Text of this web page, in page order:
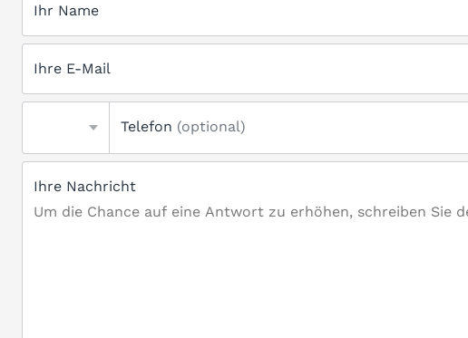
Ihr Name
Ihre E-Mail
Telefon (optional)
Ihre Nachricht